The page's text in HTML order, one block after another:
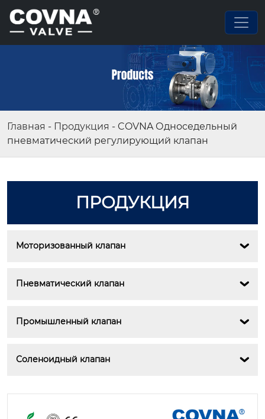
Главная - Продукция - COVNA Односедельный
пневматический регулирующий клапан
ПРОДУКЦИЯ
Моторизованный клапан 
Пневматический клапан 
Промышленный клапан 
Соленоидный клапан 